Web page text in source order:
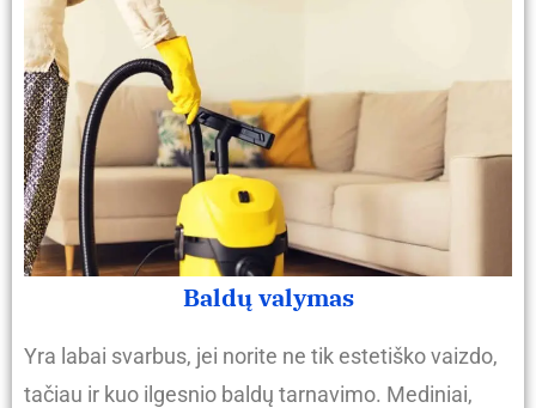
Baldų valymas
Yra labai svarbus, jei norite ne tik estetiško vaizdo,
tačiau ir kuo ilgesnio baldų tarnavimo. Mediniai,